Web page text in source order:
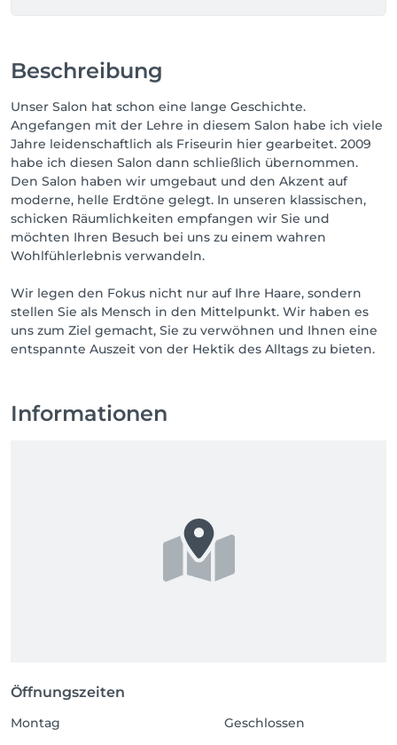
Beschreibung
Unser Salon hat schon eine lange Geschichte.
Angefangen mit der Lehre in diesem Salon habe ich viele
Jahre leidenschaftlich als Friseurin hier gearbeitet. 2009
habe ich diesen Salon dann schließlich übernommen.
Den Salon haben wir umgebaut und den Akzent auf
moderne, helle Erdtöne gelegt. In unseren klassischen,
schicken Räumlichkeiten empfangen wir Sie und
möchten Ihren Besuch bei uns zu einem wahren
Wohlfühlerlebnis verwandeln.
Wir legen den Fokus nicht nur auf Ihre Haare, sondern
stellen Sie als Mensch in den Mittelpunkt. Wir haben es
uns zum Ziel gemacht, Sie zu verwöhnen und Ihnen eine
entspannte Auszeit von der Hektik des Alltags zu bieten.
Informationen
Öffnungszeiten
Montag
Geschlossen